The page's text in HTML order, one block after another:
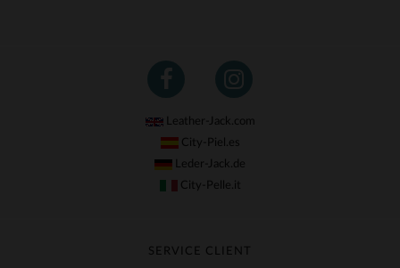
Leather-Jack.com
City-Piel.es
Leder-Jack.de
City-Pelle.it
SERVICE CLIENT